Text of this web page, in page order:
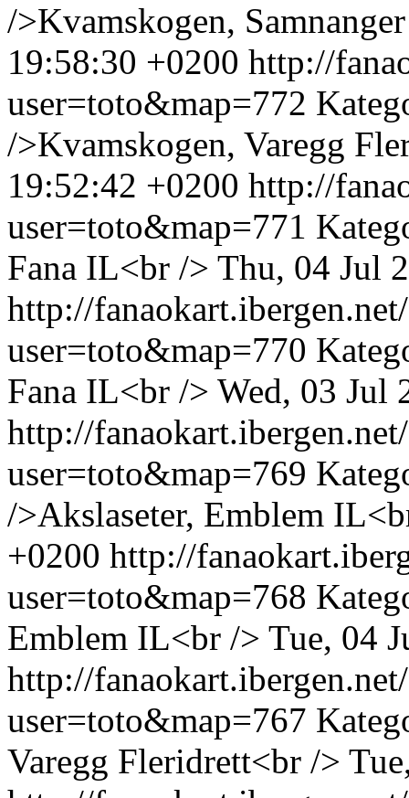
/>Kvamskogen,
19:58:30 +0200 http://
user=toto&map=772
/>Kvamskogen, Varegg
19:52:42 +0200 http://
user=toto&map=771
Fana IL<br /> Thu, 04 Jul
http://
user=toto&map=770
Fana IL<br /> Wed, 03 Jul
http://
user=toto&map=769
/>Akslaseter, Emblem
+0200 http://
user=toto&map=768
Emblem IL<br /> Tue, 04
http://
user=toto&map=767
Varegg Fleridrett<br />